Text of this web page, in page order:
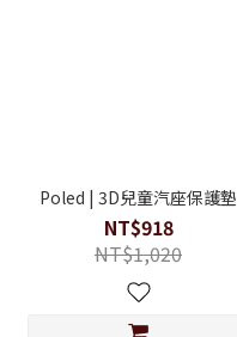
Poled | 3D兒童汽座保護墊
NT$918
NT$1,020